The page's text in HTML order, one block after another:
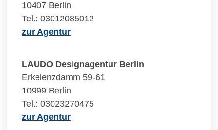
10407 Berlin
Tel.: 03012085012
zur Agentur
LAUDO Designagentur Berlin
Erkelenzdamm 59-61
10999 Berlin
Tel.: 03023270475
zur Agentur